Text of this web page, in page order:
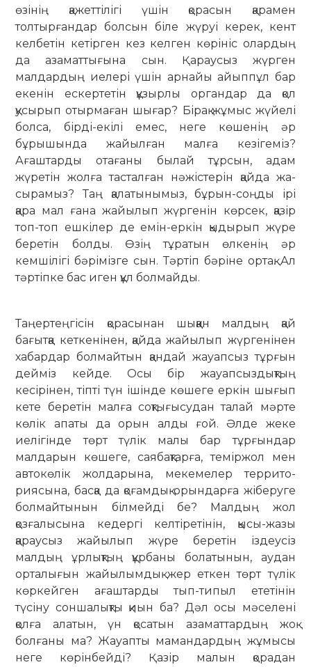
өзінің қажеттілігі үшін қорасын қарамен
толтырғандар болсын біле жүруі керек, кент
келбетін кетірген кез келген көрініс олардың
да азаматтығына сын. Қараусыз жүрген
малдардың иелері үшін арнайы айыппұл бар
екенін ескертетін құзырлы органдар да қол
қусырып отырмаған шығар? Бірақ жұмыс жүйелі
болса, бірді-екілі емес, неге көшенің әр
бұрышында жайыл­ған малға кезігеміз?
Ағаштарды отағаны былай тұрсын, адам
жүретін жолға тасталған нәжістерін қайда жа­
сырамыз? Таң қалатынымыз, бұрын-соң­ды ірі
қара мал ғана жайылып жүр­генін көрсек, қазір
топ-топ ешкілер де емін-еркін қыдырып жүре
беретін бол­ды. Өзің тұратын өлкенің әр
кемшілігі бә­рімізге сын. Тәртіп бәріне ортақ. Ал
тәртіпке бас иген құл болмайды.
Таңертеңгісін қорасынан шыққан малдың қай
бағытқа кеткенінен, қай­да жайылып жүргенінен
хабардар бол­майтын қандай жауапсыз тұрғын
дейміз кейде. Осы бір жауапсыздықтың
кесірінен, тіпті түн ішінде көшеге еркін шығып
кете беретін малға соқтығысудан талай мәрте
көлік апаты да орын алды ғой. Әлде жеке
иелігінде төрт түлік ма­лы бар тұрғындар
малдарын көшеге, сая­бақтарға, теміржол мен
автокөлік жол­дарына, мекемелер террито­
риясы­на, басқа да қоғамдық орындарға жі­бе­руге
болмайтынын білмейді бе? Мал­дың жол
қозғалысына кедергі кел­тіретінін, қысы-жазы
қараусыз жайы­лып жүре беретін іздеусіз
малдың ұрлықтың құрбаны болатынын, аудан
орталығын жайылымдық жер еткен төрт түлік
көркейген ағаштарды тып-типыл ететінін
түсіну соншалықты қиын ба? Дәл осы мәселені
қолға алатын, үн қосатын азаматтардың жоқ
болғаны ма? Жауапты мамандардың жұмысы
неге көрінбейді? Қазір малын қорадан